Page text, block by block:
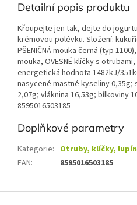
Detailní popis produktu
Křoupejte jen tak, dejte do
krémovou polévku. Složení:
PŠENIČNÁ mouka černá (typ
mouka, OVESNÉ klíčky s
energetická hodnota 1482kJ/
nasycené mastné kyseliny 0,35g;
2,07g; vláknina 16,53g; bílkoviny
8595016503185
Doplňkové parametry
Kategorie: Otruby, klíčky,
EAN: 8595016503185
Z